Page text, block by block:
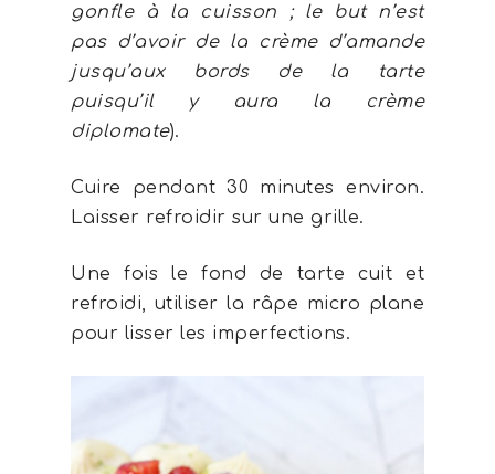
gonfle à la cuisson ; le but n’est
pas d’avoir de la crème d’amande
jusqu’aux bords de la tarte
puisqu’il y aura la crème
diplomate).
Cuire pendant 30 minutes environ.
Laisser refroidir sur une grille.
Une fois le fond de tarte cuit et
refroidi, utiliser la râpe micro plane
pour lisser les imperfections.